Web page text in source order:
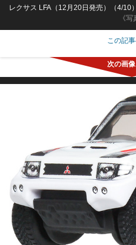
《
レクサス LFA（12月20日発売）（4/10）
この記